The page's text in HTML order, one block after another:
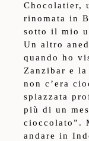
Chocolatier,
rinomata in
sotto il mio
Un altro
quando ho
Zanzibar e
non c’era
spiazzata
più di un
cioccolato”.
andare in